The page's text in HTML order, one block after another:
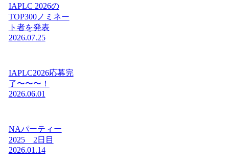
IAPLC 2026の
TOP300ノミネー
ト者を発表
2026.07.25
IAPLC2026応募完
了〜〜〜！
2026.06.01
NAパーティー
2025 2日目
2026.01.14